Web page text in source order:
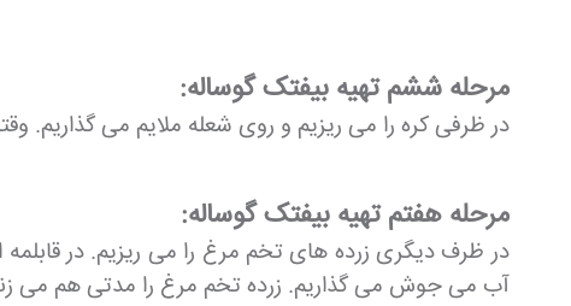
مرحله ششم تهیه بیفتک گوساله:
در ظرفی کره را می ریزیم و روی شعله ملایم می گذاریم.
مرحله هفتم تهیه بیفتک گوساله:
در ظرف دیگری زرده های تخم مرغ را می ریزیم. در
آب می جوش می گذاریم. زرده تخم مرغ را مدتی هم می